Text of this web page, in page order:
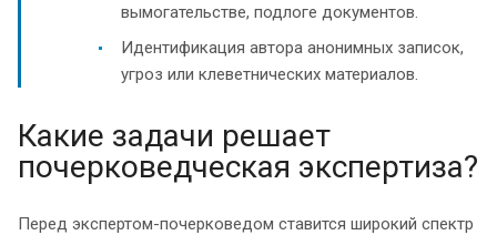
вымогательстве, подлоге документов.
Идентификация автора анонимных записок,
угроз или клеветнических материалов.
Какие задачи решает
почерковедческая экспертиза?
Перед экспертом-почерковедом ставится широкий спектр